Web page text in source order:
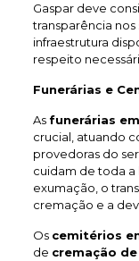
Gaspar deve
transparência
infraestrutura
respeito
Funerárias e
As funerárias em
crucial, atuando
provedoras do
cuidam de toda a
exumação, o
cremação e a
Os cemitérios
de cremação